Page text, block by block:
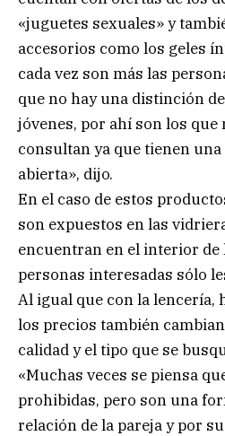
«juguetes sexuales» y
accesorios como los geles
cada vez son más las
que no hay una distinción
jóvenes, por ahí son los que
consultan ya que tienen
abierta», dijo.
En el caso de estos
son expuestos en las
encuentran en el interior de
personas interesadas sólo
Al igual que con la lencería,
los precios también
calidad y el tipo que se
«Muchas veces se piensa
prohibidas, pero son una
relación de la pareja y por